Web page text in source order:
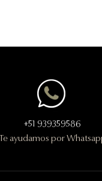
+51 939359586
Te ayudamos por